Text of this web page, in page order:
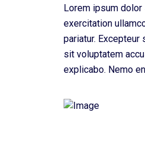
Lorem ipsum
exercitation
pariatur.
sit voluptatem
explicabo. Nemo